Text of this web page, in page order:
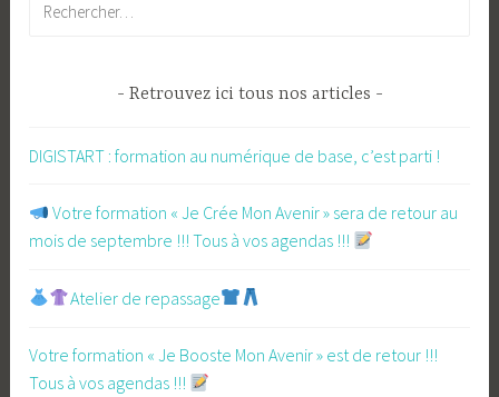
Retrouvez ici tous nos articles
DIGISTART : formation au numérique de base, c’est parti !
​ Votre formation « Je Crée Mon Avenir » sera de retour au
mois de septembre !!! Tous à vos agendas !!!
Atelier de repassage​
Votre formation « Je Booste Mon Avenir » est de retour !!!
Tous à vos agendas !!!